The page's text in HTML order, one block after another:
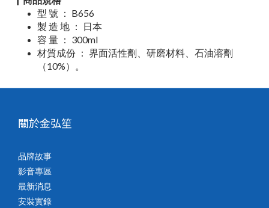
型 號 ： B656
製 造 地 ： 日本
容 量 ： 300ml
材質成份 ： 界面活性劑、研磨材料、石油溶劑
（10%）。
關於金弘笙
品牌故事
影音專區
最新消息
安裝實錄